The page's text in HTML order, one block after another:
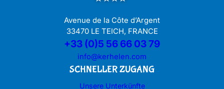
Avenue de la Côte d’Argent
33470 LE TEICH, FRANCE
+33 (0)5 56 66 03 79
info@kerhelen.com
SCHNELLER ZUGANG
Unsere Unterkünfte